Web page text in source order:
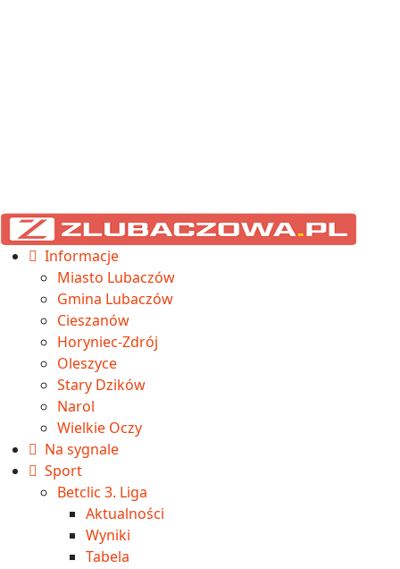
Informacje
Miasto Lubaczów
Gmina Lubaczów
Cieszanów
Horyniec-Zdrój
Oleszyce
Stary Dzików
Narol
Wielkie Oczy
Na sygnale
Sport
Betclic 3. Liga
Aktualności
Wyniki
Tabela